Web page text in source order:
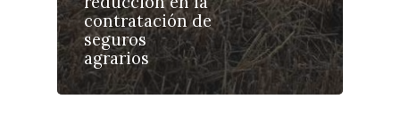
contratación de
seguros
agrarios
Galerías